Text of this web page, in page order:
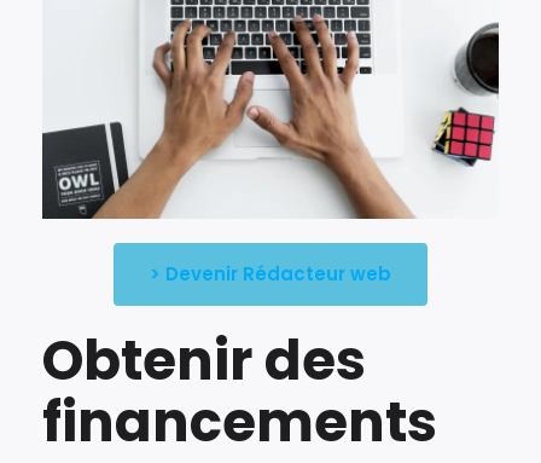
> Devenir Rédacteur web
Obtenir des
financements